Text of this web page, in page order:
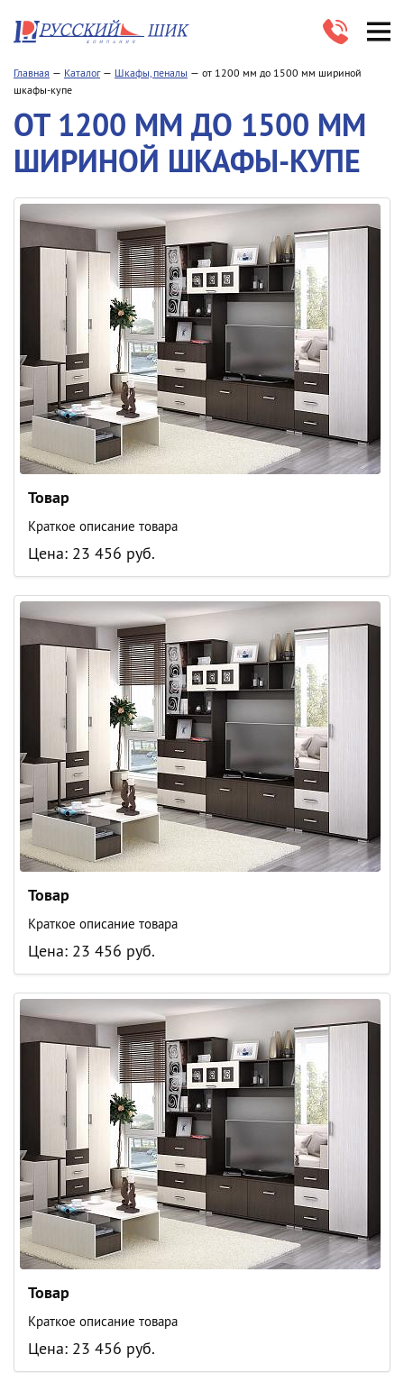
Главная Каталог Шкафы, пеналы
от 1200 мм до 1500 мм шириной
шкафы-купе
ОТ 1200 ММ ДО 1500 ММ
ШИРИНОЙ ШКАФЫ-КУПЕ
Товар
Краткое описание товара
Цена: 23 456 руб.
Товар
Краткое описание товара
Цена: 23 456 руб.
Товар
Краткое описание товара
Цена: 23 456 руб.